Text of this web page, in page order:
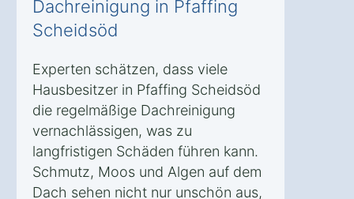
Dachreinigung in Pfaffing
Scheidsöd
Experten schätzen, dass viele
Hausbesitzer in Pfaffing Scheidsöd
die regelmäßige Dachreinigung
vernachlässigen, was zu
langfristigen Schäden führen kann.
Schmutz, Moos und Algen auf dem
Dach sehen nicht nur unschön aus,